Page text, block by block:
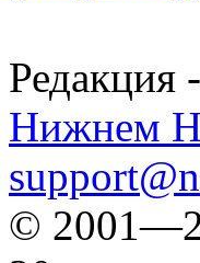
Редакция -
Нижнем
©